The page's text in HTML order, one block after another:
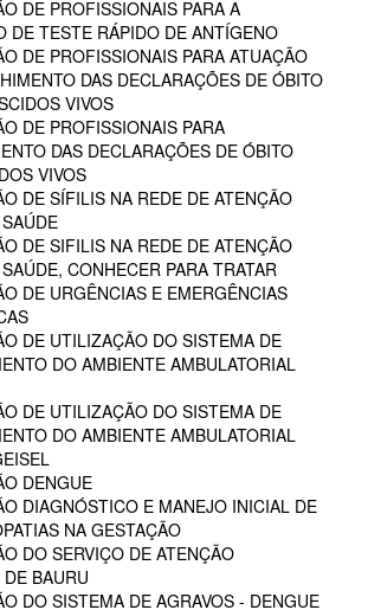
DE PROFISSIONAIS PARA A
DE TESTE RÁPIDO DE ANTÍGENO
DE PROFISSIONAIS PARA ATUAÇÃO
DAS DECLARAÇÕES DE ÓBITO
VIVOS
DE PROFISSIONAIS PARA
DAS DECLARAÇÕES DE ÓBITO
VIVOS
DE SÍFILIS NA REDE DE ATENÇÃO
DE SIFILIS NA REDE DE ATENÇÃO
CONHECER PARA TRATAR
DE URGÊNCIAS E EMERGÊNCIAS
DE UTILIZAÇÃO DO SISTEMA DE
DO AMBIENTE AMBULATORIAL
DE UTILIZAÇÃO DO SISTEMA DE
DO AMBIENTE AMBULATORIAL
DENGUE
DIAGNÓSTICO E MANEJO INICIAL DE
NA GESTAÇÃO
DO SERVIÇO DE ATENÇÃO
BAURU
DO SISTEMA DE AGRAVOS - DENGUE